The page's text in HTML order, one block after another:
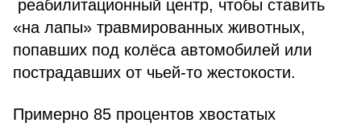
реабилитационный центр, чтобы ставить
«на лапы» травмированных животных,
попавших под колёса автомобилей или
пострадавших от чьей-то жестокости.
Примерно 85 процентов хвостатых